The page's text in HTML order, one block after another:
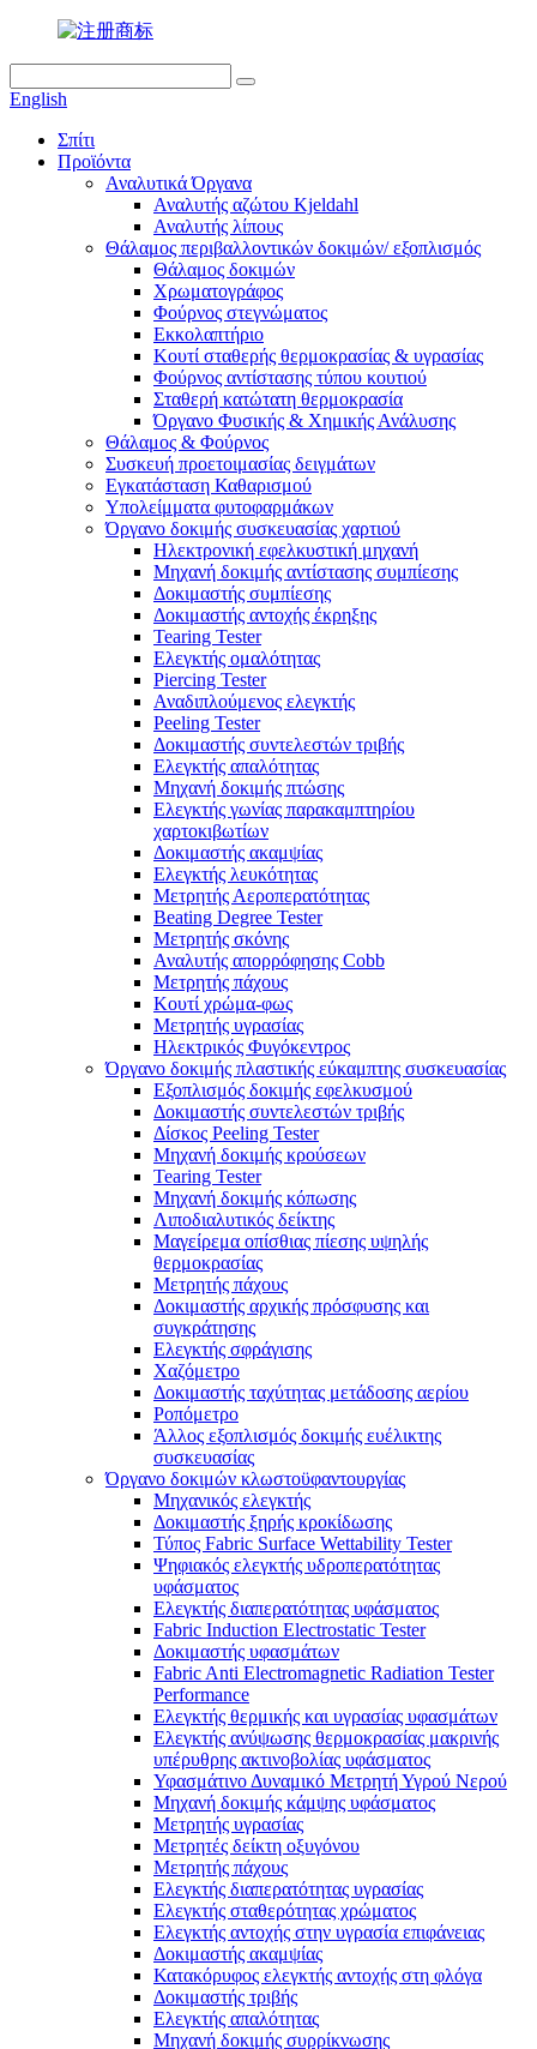
English
Σπίτι
Προϊόντα
Αναλυτικά Όργανα
Αναλυτής αζώτου Kjeldahl
Αναλυτής λίπους
Θάλαμος περιβαλλοντικών δοκιμών/ εξοπλισμός
Θάλαμος δοκιμών
Χρωματογράφος
Φούρνος στεγνώματος
Εκκολαπτήριο
Κουτί σταθερής θερμοκρασίας & υγρασίας
Φούρνος αντίστασης τύπου κουτιού
Σταθερή κατώτατη θερμοκρασία
Όργανο Φυσικής & Χημικής Ανάλυσης
Θάλαμος & Φούρνος
Συσκευή προετοιμασίας δειγμάτων
Εγκατάσταση Καθαρισμού
Υπολείμματα φυτοφαρμάκων
Όργανο δοκιμής συσκευασίας χαρτιού
Ηλεκτρονική εφελκυστική μηχανή
Μηχανή δοκιμής αντίστασης συμπίεσης
Δοκιμαστής συμπίεσης
Δοκιμαστής αντοχής έκρηξης
Tearing Tester
Ελεγκτής ομαλότητας
Piercing Tester
Αναδιπλούμενος ελεγκτής
Peeling Tester
Δοκιμαστής συντελεστών τριβής
Ελεγκτής απαλότητας
Μηχανή δοκιμής πτώσης
Ελεγκτής γωνίας παρακαμπτηρίου
χαρτοκιβωτίων
Δοκιμαστής ακαμψίας
Ελεγκτής λευκότητας
Μετρητής Αεροπερατότητας
Beating Degree Tester
Μετρητής σκόνης
Αναλυτής απορρόφησης Cobb
Μετρητής πάχους
Κουτί χρώμα-φως
Μετρητής υγρασίας
Ηλεκτρικός Φυγόκεντρος
Όργανο δοκιμής πλαστικής εύκαμπτης συσκευασίας
Εξοπλισμός δοκιμής εφελκυσμού
Δοκιμαστής συντελεστών τριβής
Δίσκος Peeling Tester
Μηχανή δοκιμής κρούσεων
Tearing Tester
Μηχανή δοκιμής κόπωσης
Λιποδιαλυτικός δείκτης
Μαγείρεμα οπίσθιας πίεσης υψηλής
θερμοκρασίας
Μετρητής πάχους
Δοκιμαστής αρχικής πρόσφυσης και
συγκράτησης
Ελεγκτής σφράγισης
Χαζόμετρο
Δοκιμαστής ταχύτητας μετάδοσης αερίου
Ροπόμετρο
Άλλος εξοπλισμός δοκιμής ευέλικτης
συσκευασίας
Όργανο δοκιμών κλωστοϋφαντουργίας
Μηχανικός ελεγκτής
Δοκιμαστής ξηρής κροκίδωσης
Τύπος Fabric Surface Wettability Tester
Ψηφιακός ελεγκτής υδροπερατότητας
υφάσματος
Ελεγκτής διαπερατότητας υφάσματος
Fabric Induction Electrostatic Tester
Δοκιμαστής υφασμάτων
Fabric Anti Electromagnetic Radiation Tester
Performance
Ελεγκτής θερμικής και υγρασίας υφασμάτων
Ελεγκτής ανύψωσης θερμοκρασίας μακρινής
υπέρυθρης ακτινοβολίας υφάσματος
Υφασμάτινο Δυναμικό Μετρητή Υγρού Νερού
Μηχανή δοκιμής κάμψης υφάσματος
Μετρητής υγρασίας
Μετρητές δείκτη οξυγόνου
Μετρητής πάχους
Ελεγκτής διαπερατότητας υγρασίας
Ελεγκτής σταθερότητας χρώματος
Ελεγκτής αντοχής στην υγρασία επιφάνειας
Δοκιμαστής ακαμψίας
Κατακόρυφος ελεγκτής αντοχής στη φλόγα
Δοκιμαστής τριβής
Ελεγκτής απαλότητας
Μηχανή δοκιμής συρρίκνωσης